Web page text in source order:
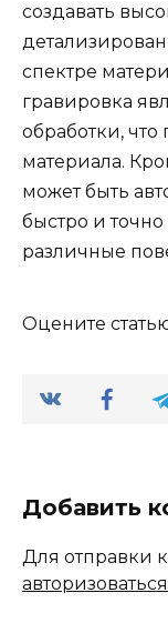
создавать
спектре
гравировка
обработки,
материала.
может быть
быстро и
различные
Оцените
Добавить
Для отправки
авторизоваться